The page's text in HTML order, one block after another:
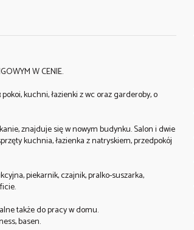
W CENIE.
kuchni, łazienki z wc oraz garderoby, o
znajduje się w nowym budynku. Salon i dwie
kuchnia, łazienka z natryskiem, przedpokój
piekarnik, czajnik, pralko-suszarka,
także do pracy w domu.
basen.